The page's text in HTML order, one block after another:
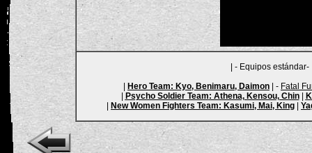
| - Equipos
Hero Team: Kyo, Benimaru, Daimon | - Fatal
Psycho Soldier Team: Athena, Kensou, Chin|
New Women Fighters Team: Kasumi, Mai, King